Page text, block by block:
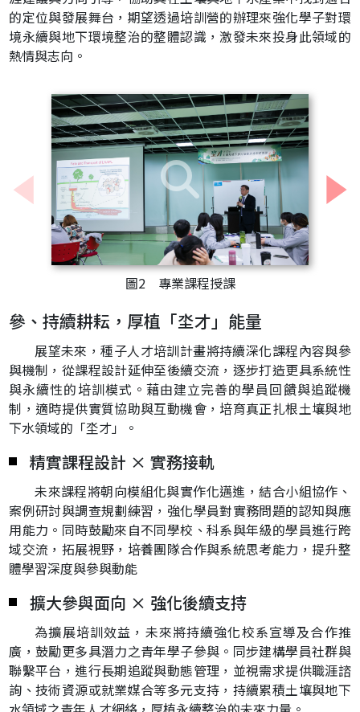
的定位與發展舞台，期望透過培訓營的辦理來強化學子對環
境永續與地下環境整治的整體認識，激發未來投身此領域的
熱情與志向。
上
圖2 專業課程授課
下
參、持續耕耘，厚植「坔才」能量
展望未來，種子人才培訓計畫將持續深化課程內容與參
與機制，從課程設計延伸至後續交流，逐步打造更具系統性
與永續性的培訓模式。藉由建立完善的學員回饋與追蹤機
制，適時提供實質協助與互動機會，培育真正扎根土壤與地
下水領域的「坔才」。
精實課程設計 × 實務接軌
未來課程將朝向模組化與實作化邁進，結合小組協作、
案例研討與調查規劃練習，強化學員對實務問題的認知與應
用能力。同時鼓勵來自不同學校、科系與年級的學員進行跨
域交流，拓展視野，培養團隊合作與系統思考能力，提升整
體學習深度與參與動能
擴大參與面向 × 強化後續支持
為擴展培訓效益，未來將持續強化校系宣導及合作推
廣，鼓勵更多具潛力之青年學子參與。同步建構學員社群與
聯繫平台，進行長期追蹤與動態管理，並視需求提供職涯諮
詢、技術資源或就業媒合等多元支持，持續累積土壤與地下